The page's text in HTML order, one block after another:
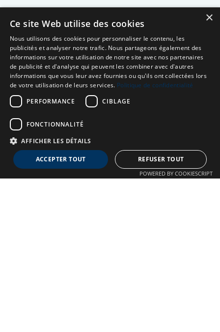
Neuro MAV France
Association dédiée aux patients souffrant de Malformations
×
Ce site Web utilise des cookies
Nous utilisons des cookies pour personnaliser le contenu, les
publicités et analyser notre trafic. Nous partageons également des
informations sur votre utilisation de notre site avec nos partenaires
de publicité et d'analyse qui peuvent les combiner avec d'autres
informations que vous leur avez fournies ou qu'ils ont collectées lors
de votre utilisation de leurs services. Politique de confidentialité
PERFORMANCE
CIBLAGE
FONCTIONNALITÉ
AFFICHER LES DÉTAILS
ACCEPTER TOUT REFUSER TOUT
POWERED BY COOKIESCRIPT